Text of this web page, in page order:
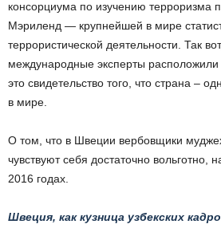
консорциума по изучению терроризма
Мэриленд — крупнейшей в мире
террористической деятельности. Так
международные эксперты
это свидетельство того, что страна –
в мире.
О том, что в Швеции вербовщики
чувствуют себя достаточно вольготно,
2016 годах.
Швеция, как кузница узбекских